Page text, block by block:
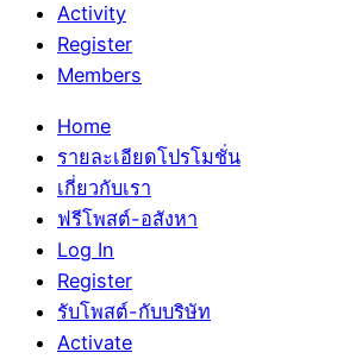
Activity
Register
Members
Home
รายละเอียดโปรโมชั่น
เกี่ยวกับเรา
ฟรีโพสต์-อสังหา
Log In
Register
รับโพสต์-กับบริษัท
Activate